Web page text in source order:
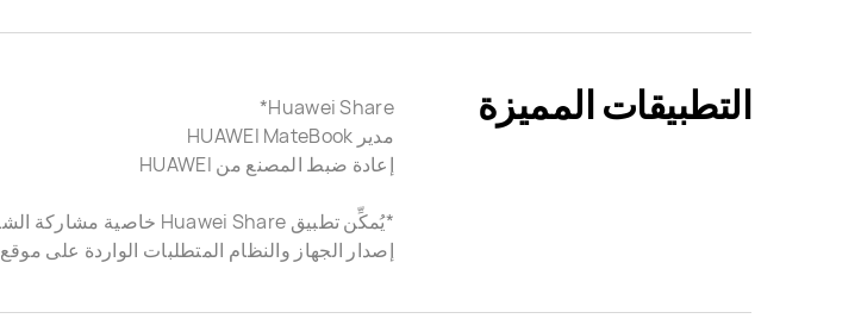
التطبيقات المميزة
مدير HUAWEI MateBook
إعادة ضبط المصنع من HUAWEI
إصدار الجهاز والنظام المتطلبات الواردة على موقع Huawei الإلكتروني الرسمي.